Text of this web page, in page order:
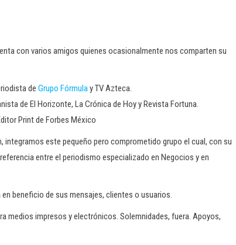
con varios amigos quienes ocasionalmente nos comparten su
de Grupo Fórmulay TV Azteca.
de El Horizonte, La Crónica de Hoy y Revista Fortuna.
Print de Forbes México
integramos este pequeño pero comprometido grupo el cual, con su
entre el periodismo especializado en Negocios y en
beneficio de sus mensajes, clientes o usuarios.
medios impresos y electrónicos. Solemnidades, fuera. Apoyos,